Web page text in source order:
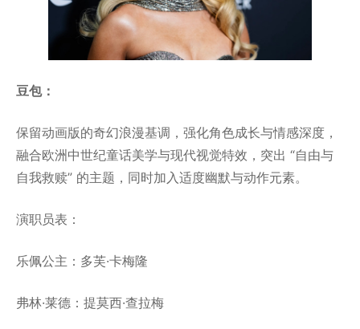
豆包：
保留动画版的奇幻浪漫基调，强化角色成长与情感深度，
融合欧洲中世纪童话美学与现代视觉特效，突出 “自由与
自我救赎” 的主题，同时加入适度幽默与动作元素。
演职员表：
乐佩公主：多芙·卡梅隆
弗林·莱德：提莫西·查拉梅